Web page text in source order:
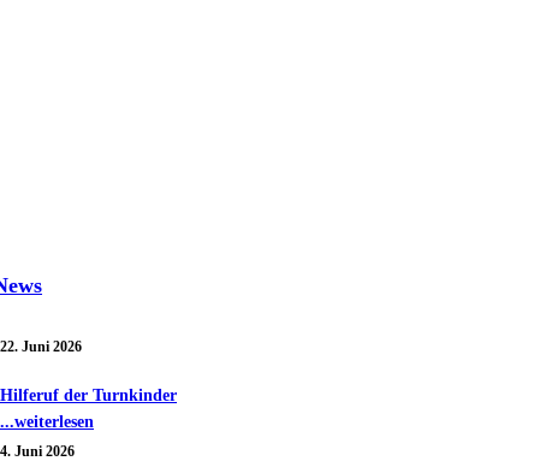
22. Juni 2026
Hilferuf der Turnkinder
...weiterlesen
4. Juni 2026